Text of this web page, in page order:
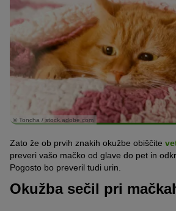
© Toncha / stock.adobe.com
Zato že ob prvih znakih okužbe obiščite
preveri vašo mačko od glave do pet in
Pogosto bo preveril tudi urin.
Okužba sečil pri